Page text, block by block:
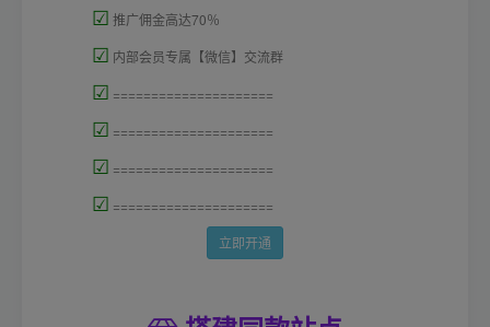
☑ 推广佣金高达70％
☑ 内部会员专属【微信】交流群
☑ =====================
☑ =====================
☑ =====================
☑ =====================
立即开通